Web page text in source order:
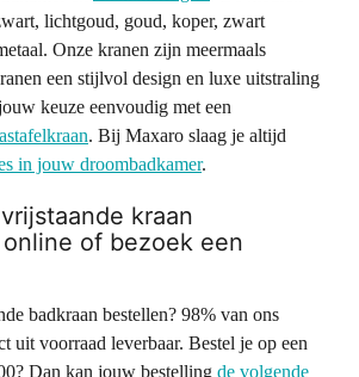
lichtgoud, goud, koper, zwart
Onze kranen zijn meermaals
een stijlvol design en luxe uitstraling
keuze eenvoudig met een
. Bij Maxaro slaag je altijd
in jouw droombadkamer.
kraan
of bezoek een
badkraan bestellen? 98% van ons
uit voorraad leverbaar. Bestel je op een
Dan kan jouw bestelling de volgende